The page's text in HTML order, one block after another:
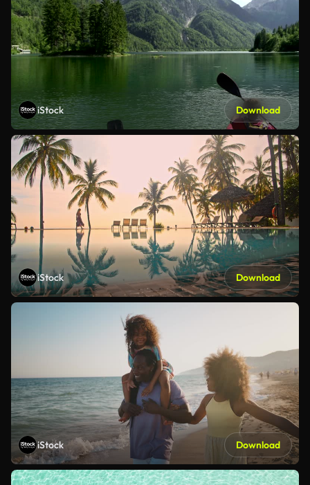
iStock Download
iStock Download
iStock Download